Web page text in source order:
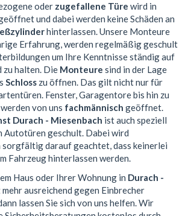
oder zugefallene Türe wird in
und dabei werden keine Schäden an
hinterlassen. Unsere Monteure
Erfahrung, werden regelmäßig geschult
um Ihre Kenntnisse ständig auf
zu halten. Die Monteure sind in der Lage
Schloss zu öffnen. Das gilt nicht nur für
Fenster, Garagentore bis hin zu
von uns fachmännisch geöffnet.
Durach - Miesenbach ist auch speziell
Autotüren geschult. Dabei wird
darauf geachtet, dass keinerlei
Fahrzeug hinterlassen werden.
Haus oder Ihrer Wohnung in Durach -
ausreichend gegen Einbrecher
lassen Sie sich von uns helfen. Wir